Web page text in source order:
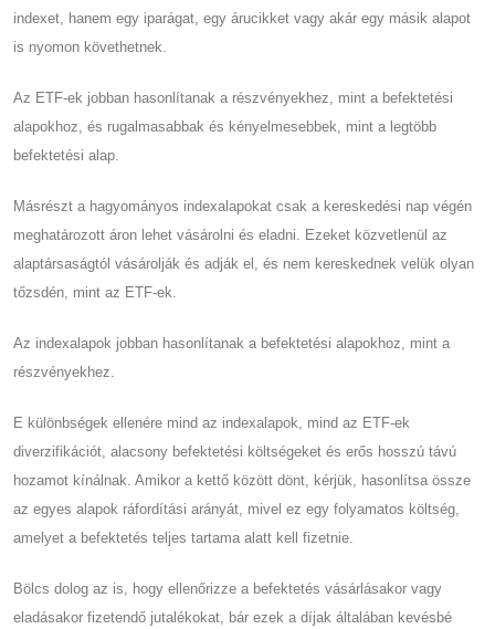
indexet, hanem egy iparágat, egy árucikket vagy akár egy másik alapot
is nyomon követhetnek.
Az ETF-ek jobban hasonlítanak a részvényekhez, mint a befektetési
alapokhoz, és rugalmasabbak és kényelmesebbek, mint a legtöbb
befektetési alap.
Másrészt a hagyományos indexalapokat csak a kereskedési nap végén
meghatározott áron lehet vásárolni és eladni. Ezeket közvetlenül az
alaptársaságtól vásárolják és adják el, és nem kereskednek velük olyan
tőzsdén, mint az ETF-ek.
Az indexalapok jobban hasonlítanak a befektetési alapokhoz, mint a
részvényekhez.
E különbségek ellenére mind az indexalapok, mind az ETF-ek
diverzifikációt, alacsony befektetési költségeket és erős hosszú távú
hozamot kínálnak. Amikor a kettő között dönt, kérjük, hasonlítsa össze
az egyes alapok ráfordítási arányát, mivel ez egy folyamatos költség,
amelyet a befektetés teljes tartama alatt kell fizetnie.
Bölcs dolog az is, hogy ellenőrizze a befektetés vásárlásakor vagy
eladásakor fizetendő jutalékokat, bár ezek a díjak általában kevésbé